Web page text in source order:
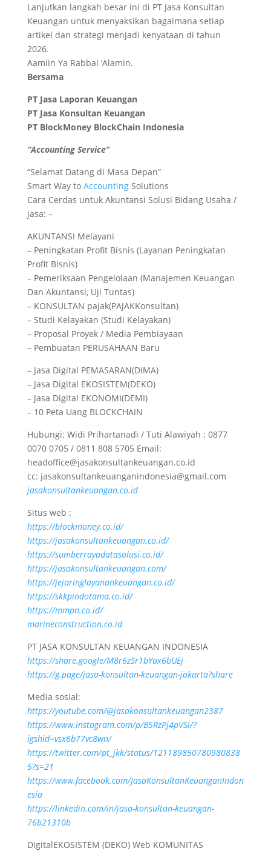
Lanjutkan langkah besar ini di PT Jasa Konsultan
Keuangan untuk menyaksikan bagaimana setiap
artikel dan strategi menjadi kenyataan di tahun
2026.
Aamiin Ya Rabbal ‘Alamin.
Bersama
PT Jasa Laporan Keuangan
PT Jasa Konsultan Keuangan
PT BlockMoney BlockChain Indonesia
“Accounting Service”
“Selamat Datang di Masa Depan”
Smart Way to AccountingSolutions
Cara Cerdas untuk Akuntansi Solusi Bidang Usaha /
jasa: –
AKUNTANSI Melayani
– Peningkatan Profit Bisnis (Layanan Peningkatan
Profit Bisnis)
– Pemeriksaan Pengelolaan (Manajemen Keuangan
Dan Akuntansi, Uji Tuntas)
– KONSULTAN pajak(PAJAKKonsultan)
– Studi Kelayakan (Studi Kelayakan)
– Proposal Proyek / Media Pembiayaan
– Pembuatan PERUSAHAAN Baru
– Jasa Digital PEMASARAN(DIMA)
– Jasa Digital EKOSISTEM(DEKO)
– Jasa Digital EKONOMI(DEMI)
– 10 Peta Uang BLOCKCHAIN
Hubungi: Widi Prihartanadi / Tuti Alawiyah : 0877
0070 0705 / 0811 808 5705 Email:
headoffice@jasakonsultankeuangan.co.id
cc: jasakonsultankeuanganindonesia@gmail.com
jasakonsultankeuangan.co.id
Situs web :
https://blockmoney.co.id/
https://jasakonsultankeuangan.co.id/
https://sumberrayadatasolusi.co.id/
https://jasakonsultankeuangan.com/
https://jejaringlayanankeuangan.co.id/
https://skkpindotama.co.id/
https://mmpn.co.id/
marineconstruction.co.id
PT JASA KONSULTAN KEUANGAN INDONESIA
https://share.google/M8r6zSr1bYax6bUEj
https://g.page/jasa-konsultan-keuangan-jakarta?share
Media sosial:
https://youtube.com/@jasakonsultankeuangan2387
https://www.instagram.com/p/B5RzPj4pVSi/?
igshid=vsx6b77vc8wn/
https://twitter.com/pt_jkk/status/121189850780980838
5?s=21
https://www.facebook.com/JasaKonsultanKeuanganIndon
esia
https://linkedin.com/in/jasa-konsultan-keuangan-
76b21310b
DigitalEKOSISTEM (DEKO) Web KOMUNITAS